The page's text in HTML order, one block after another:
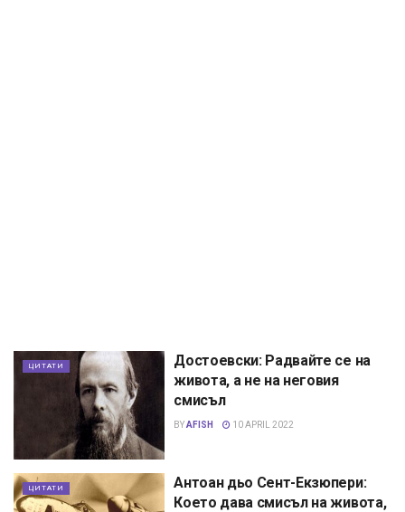
ЦИТАТИ
Достоевски: Радвайте се на
живота, а не на неговия
смисъл
BYAFISH 10 APRIL 2022
ЦИТАТИ
Антоан дьо Сент-Екзюпери:
Което дава смисъл на живота,